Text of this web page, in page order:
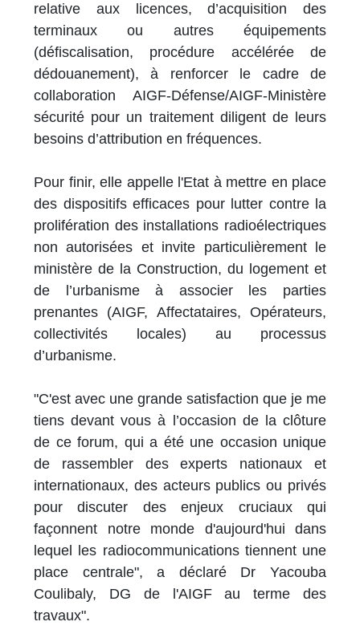
relative aux licences, d’acquisition des
terminaux ou autres équipements
(défiscalisation, procédure accélérée de
dédouanement), à renforcer le cadre de
collaboration AIGF-Défense/AIGF-Ministère
sécurité pour un traitement diligent de leurs
besoins d’attribution en fréquences.
Pour finir, elle appelle l'Etat à mettre en place
des dispositifs efficaces pour lutter contre la
prolifération des installations radioélectriques
non autorisées et invite particulièrement le
ministère de la Construction, du logement et
de l’urbanisme à associer les parties
prenantes (AIGF, Affectataires, Opérateurs,
collectivités locales) au processus
d’urbanisme.
"C'est avec une grande satisfaction que je me
tiens devant vous à l’occasion de la clôture
de ce forum, qui a été une occasion unique
de rassembler des experts nationaux et
internationaux, des acteurs publics ou privés
pour discuter des enjeux cruciaux qui
façonnent notre monde d'aujourd'hui dans
lequel les radiocommunications tiennent une
place centrale", a déclaré Dr Yacouba
Coulibaly, DG de l'AIGF au terme des
travaux".